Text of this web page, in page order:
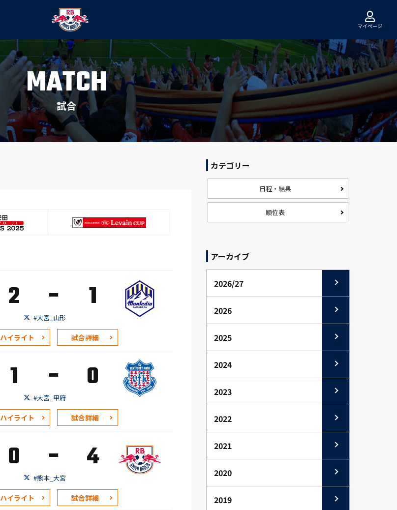
マイページ
MATCH
試合
2 - 1
#大宮_山形
ハイライト 試合詳細
1 - 0
#大宮_甲府
ハイライト 試合詳細
0 - 4
#熊本_大宮
ハイライト 試合詳細
カテゴリー
日程・結果
順位表
アーカイブ
2026/27
2026
2025
2024
2023
2022
2021
2020
2019